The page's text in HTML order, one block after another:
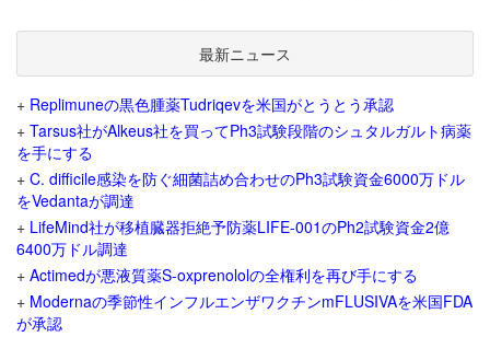
最新ニュース
+ Replimuneの黒色腫薬Tudriqevを米国がとうとう承認
+ Tarsus社がAlkeus社を買ってPh3試験段階のシュタルガルト病薬
を手にする
+ C. difficile感染を防ぐ細菌詰め合わせのPh3試験資金6000万ドル
をVedantaが調達
+ LifeMind社が移植臓器拒絶予防薬LIFE-001のPh2試験資金2億
6400万ドル調達
+ Actimedが悪液質薬S-oxprenololの全権利を再び手にする
+ Modernaの季節性インフルエンザワクチンmFLUSIVAを米国FDA
が承認